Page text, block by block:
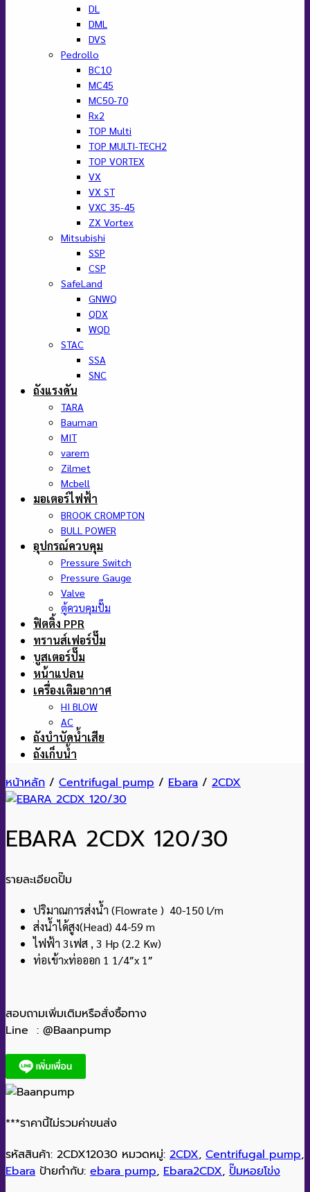
DL
DML
DVS
Pedrollo
BC10
MC45
MC50-70
Rx2
TOP Multi
TOP MULTI-TECH2
TOP VORTEX
VX
VX ST
VXC 35-45
ZX Vortex
Mitsubishi
SSP
CSP
SafeLand
GNWQ
QDX
WQD
STAC
SSA
SNC
ถังแรงดัน
TARA
Bauman
MIT
varem
Zilmet
Mcbell
มอเตอร์ไฟฟ้า
BROOK CROMPTON
BULL POWER
อุปกรณ์ควบคุม
Pressure Switch
Pressure Gauge
Valve
ตู้ควบคุมปั๊ม
ฟิตติ้ง PPR
ทรานส์เฟอร์ปั๊ม
บูสเตอร์ปั๊ม
หน้าแปลน
เครื่องเติมอากาศ
HI BLOW
AC
ถังบำบัดน้ำเสีย
ถังเก็บน้ำ
หน้าหลัก / Centrifugal pump / Ebara / 2CDX
EBARA 2CDX 120/30
รายละเอียดปั๊ม
ปริมาณการส่งน้ำ (Flowrate ) 40-150 l/m
ส่งน้ำได้สูง(Head) 44-59 m
ไฟฟ้า 3เฟส , 3 Hp (2.2 Kw)
ท่อเข้าxท่อออก 1 1/4″x 1″
สอบถามเพิ่มเติมหรือสั่งซื้อทาง
Line : @Baanpump
***ราคานี้ไม่รวมค่าขนส่ง
รหัสสินค้า: 2CDX12030 หมวดหมู่: 2CDX, Centrifugal pump,
Ebara ป้ายกำกับ: ebara pump, Ebara2CDX, ปั๊มหอยโข่ง